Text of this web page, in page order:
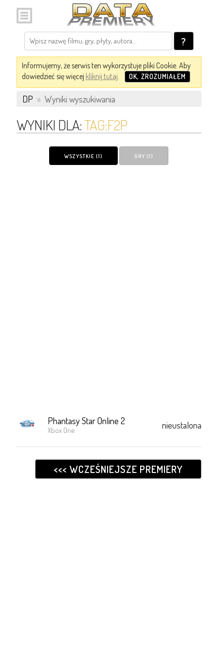
?
Informujemy, że serwis ten wykorzystuje pliki Cookie. Aby
dowiedzieć się więcej kliknij tutaj. OK, ZROZUMIAŁEM
DP » Wyniki wyszukiwania
WYNIKI DLA:TAG:F2P
WSZYSTKIE (1) GRY (1)
Phantasy Star Online 2
Xbox One nieustalona
<<< WCZEŚNIEJSZE PREMIERY